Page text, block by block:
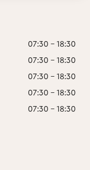
07:30 - 18:30
07:30 - 18:30
07:30 - 18:30
07:30 - 18:30
07:30 - 18:30